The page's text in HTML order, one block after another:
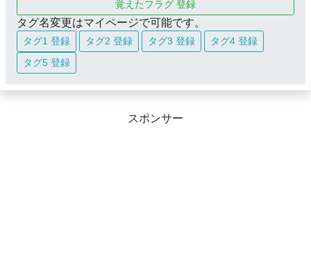
覚えたフラグ 登録
タグ名変更はマイページで可能です。
タグ1 登録 タグ2 登録 タグ3 登録
タグ4 登録
タグ5 登録
スポンサー